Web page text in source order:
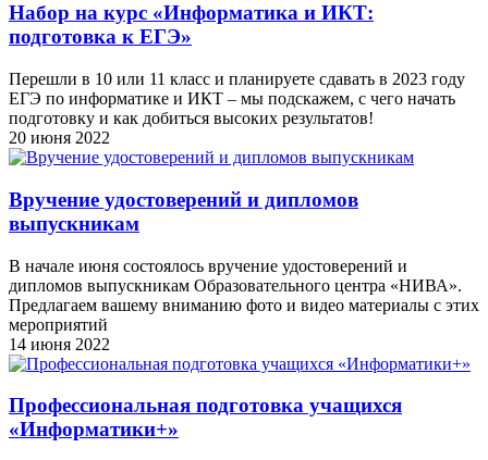
Набор на курс «Информатика и ИКТ:
подготовка к ЕГЭ»
Перешли в 10 или 11 класс и планируете сдавать в 2023 году
ЕГЭ по информатике и ИКТ – мы подскажем, с чего начать
подготовку и как добиться высоких результатов!
20 июня 2022
Вручение удостоверений и дипломов
выпускникам
В начале июня состоялось вручение удостоверений и
дипломов выпускникам Образовательного центра «НИВА».
Предлагаем вашему вниманию фото и видео материалы с этих
мероприятий
14 июня 2022
Профессиональная подготовка учащихся
«Информатики+»